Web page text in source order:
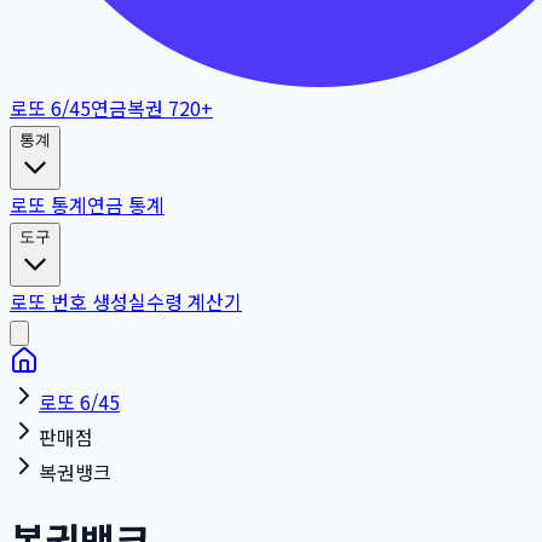
로또 6/45연금복권 720+
통계
로또 통계연금 통계
도구
로또 번호 생성실수령 계산기
로또 6/45
판매점
복권뱅크